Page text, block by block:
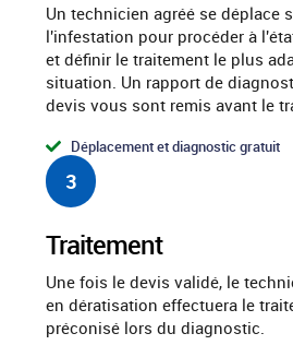
Un technicien agréé se déplace
l'infestation pour procéder à
et définir le traitement le plus
situation. Un rapport de
devis vous sont remis avant le
Déplacement et diagnostic gratuit
3
Traitement
Une fois le devis validé, le
en dératisation effectuera le
préconisé lors du diagnostic.